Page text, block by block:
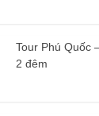
Tour Phú Quốc
2 đêm